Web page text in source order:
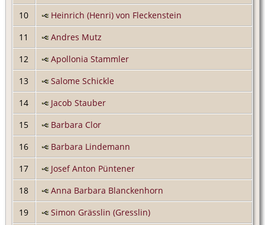
10
Heinrich (Henri) von Fleckenstein
11
Andres Mutz
12
Apollonia Stammler
13
Salome Schickle
14
Jacob Stauber
15
Barbara Clor
16
Barbara Lindemann
17
Josef Anton Püntener
18
Anna Barbara Blanckenhorn
19
Simon Grässlin (Gresslin)